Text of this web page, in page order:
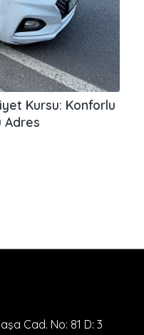
Kursu: Konforlu
Adres
Cad. No: 81 D: 3